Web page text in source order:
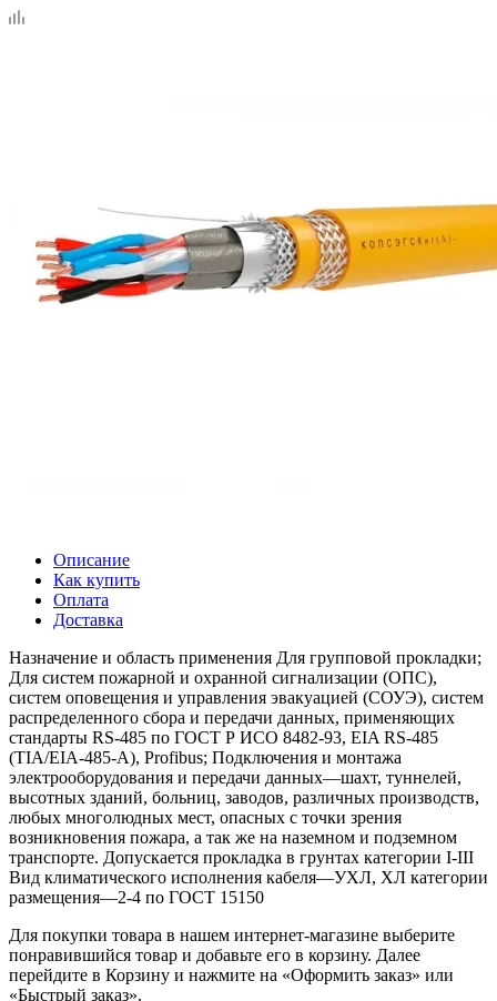
Описание
Как купить
Оплата
Доставка
Назначение и область применения Для групповой прокладки;
Для систем пожарной и охранной сигнализации (ОПС),
систем оповещения и управления эвакуацией (СОУЭ), систем
распределенного сбора и передачи данных, применяющих
стандарты RS-485 по ГОСТ Р ИСО 8482-93, EIA RS-485
(TIA/EIA-485-A), Profibus; Подключения и монтажа
электрооборудования и передачи данных—шахт, туннелей,
высотных зданий, больниц, заводов, различных производств,
любых многолюдных мест, опасных с точки зрения
возникновения пожара, а так же на наземном и подземном
транспорте. Допускается прокладка в грунтах категории I-III
Вид климатического исполнения кабеля—УХЛ, ХЛ категории
размещения—2-4 по ГОСТ 15150
Для покупки товара в нашем интернет-магазине выберите
понравившийся товар и добавьте его в корзину. Далее
перейдите в Корзину и нажмите на «Оформить заказ» или
«Быстрый заказ».